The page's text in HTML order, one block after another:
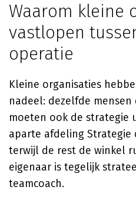
Waarom kleine
vastlopen
operatie
Kleine organisaties
nadeel: dezelfde
moeten ook de strategie
aparte afdeling Strategie
terwijl de rest de winkel
eigenaar is tegelijk
teamcoach.